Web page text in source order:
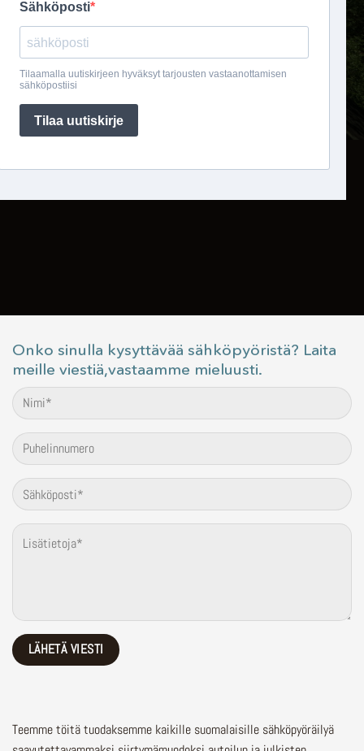
Onko sinulla kysyttävää sähköpyöristä? Laita
meille viestiä,vastaamme mieluusti.
Teemme töitä tuodaksemme kaikille suomalaisille sähköpyöräilyä